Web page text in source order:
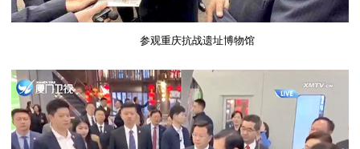
参观重庆抗战遗址博物馆